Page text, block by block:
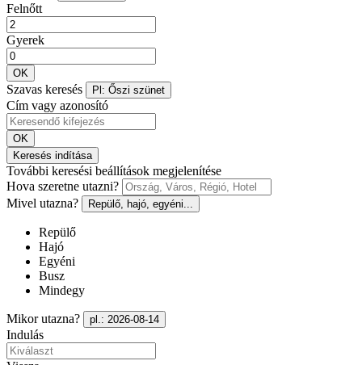
Felnőtt
Gyerek
OK
Szavas keresés Pl: Őszi szünet
Cím vagy azonosító
OK
Keresés indítása
További keresési beállítások megjelenítése
Hova szeretne utazni?
Mivel utazna?
Repülő, hajó, egyéni...
Repülő
Hajó
Egyéni
Busz
Mindegy
Mikor utazna? pl.: 2026-08-14
Indulás